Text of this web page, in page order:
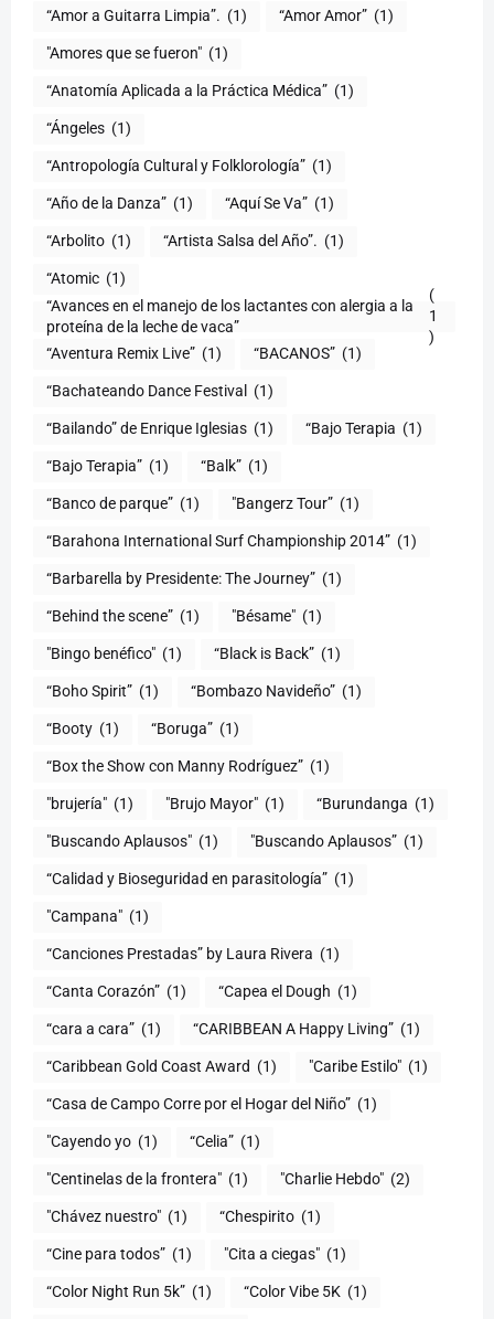
“Amor a Guitarra Limpia”. (1) “Amor Amor” (1)
"Amores que se fueron" (1)
“Anatomía Aplicada a la Práctica Médica” (1)
“Ángeles (1)
“Antropología Cultural y Folklorología” (1)
“Año de la Danza” (1) “Aquí Se Va” (1)
“Arbolito (1) “Artista Salsa del Año”. (1)
“Atomic (1)
“Avances en el manejo de los lactantes con alergia a la
proteína de la leche de vaca”
(
1
)
“Aventura Remix Live” (1) “BACANOS” (1)
“Bachateando Dance Festival (1)
“Bailando” de Enrique Iglesias (1) “Bajo Terapia (1)
“Bajo Terapia” (1) “Balk” (1)
“Banco de parque” (1) "Bangerz Tour” (1)
“Barahona International Surf Championship 2014” (1)
“Barbarella by Presidente: The Journey” (1)
“Behind the scene” (1) "Bésame" (1)
"Bingo benéfico" (1) “Black is Back” (1)
“Boho Spirit” (1) “Bombazo Navideño” (1)
“Booty (1) “Boruga” (1)
“Box the Show con Manny Rodríguez” (1)
"brujería" (1) "Brujo Mayor" (1) “Burundanga (1)
"Buscando Aplausos" (1) "Buscando Aplausos” (1)
(1)
"Campana" (1)
“Canciones Prestadas” by Laura Rivera (1)
“Canta Corazón” (1) “Capea el Dough (1)
“cara a cara” (1) “CARIBBEAN A Happy Living” (1)
(1) "Caribe Estilo" (1)
“Casa de Campo Corre por el Hogar del Niño” (1)
"Cayendo yo (1) (1)
"Centinelas de la frontera" (1) "Charlie Hebdo" (2)
"Chávez nuestro" (1) “Chespirito (1)
“Cine para todos” (1) "Cita a ciegas" (1)
“Color Night Run 5k” (1) “Color Vibe 5K (1)